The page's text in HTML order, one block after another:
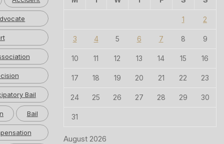
Bail
Bail
August 2026
1 2
3 4 5 6 7 8 9
10 11 12 13 14 15 16
17 18 19 20 21 22 23
24 25 26 27 28 29 30
31